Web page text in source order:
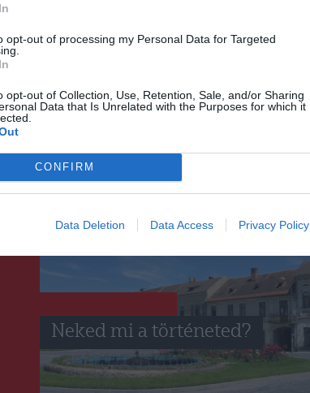
opt-out of processing my Personal Data for Targeted
opt-out of Collection, Use, Retention, Sale, and/or Sharing
Data that Is Unrelated with the Purposes for which it
CONFIRM
Data Deletion Data Access Privacy Policy
Befejezték a szennyvízhálózat
Neked mi a történeted?